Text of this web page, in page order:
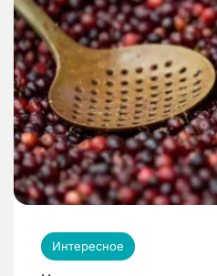
Интересное